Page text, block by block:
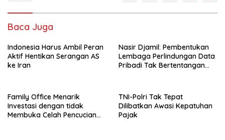
Baca Juga
Indonesia Harus Ambil Peran
Aktif Hentikan Serangan AS
ke Iran
Nasir Djamil: Pembentukan
Lembaga Perlindungan Data
Pribadi Tak Bertentangan
Family Office Menarik
Investasi dengan tidak
Membuka Celah Pencucian
TNI-Polri Tak Tepat
Dilibatkan Awasi Kepatuhan
Pajak